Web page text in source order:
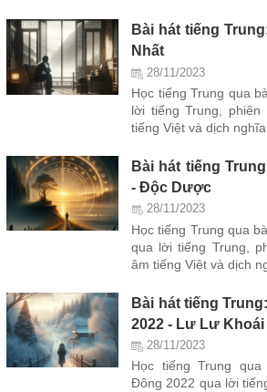
Bài hát tiếng
Nhất
28/11/2023
Học tiếng Trung qua
lời tiếng Trung,
tiếng Việt và dịch nghĩa
Bài hát tiếng
- Độc Dược
28/11/2023
Học tiếng Trung qua
qua lời tiếng Trung,
âm tiếng Việt và dịch
Bài hát tiếng
2022 - Lư Lư Khoái
28/11/2023
Học tiếng Trung
Đông 2022 qua lời